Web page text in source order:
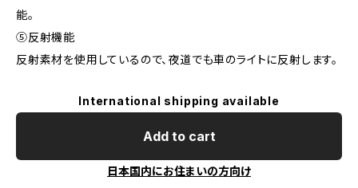
能。
⑤反射機能
反射素材を使用しているので、夜道でも車のライトに反射します。
International shipping available
Add to cart
日本国内にお住まいの方向け